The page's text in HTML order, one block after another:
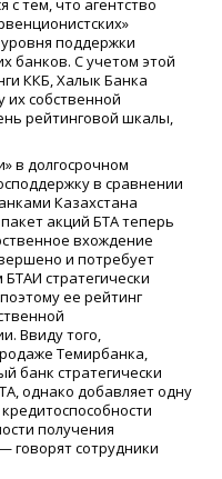
тем, что агентство
поддержки
банков. С учетом этой
ККБ, Халык Банка
собственной
рейтинговой шкалы,
в долгосрочном
в сравнении
Казахстана
акций БТА теперь
вхождение
и потребует
стратегически
ее рейтинг
Ввиду того,
Темирбанка,
банк стратегически
однако добавляет одну
получения
говорят сотрудники